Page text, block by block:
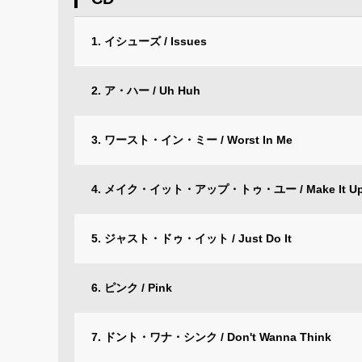
1. イシューズ / Issues
2. ア・ハー / Uh Huh
3. ワースト・イン・ミー / Worst In Me
4. メイク・イット・アップ・トゥ・ユー / Make It
5. ジャスト・ドゥ・イット / Just Do It
6. ピンク / Pink
7. ドント・ワナ・シンク / Don't Wanna Think